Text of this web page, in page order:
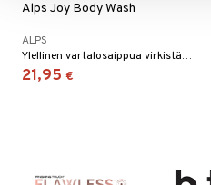
Alps Joy Body Wash
ALPS
Ylellinen vartalosaippua virkistävällä vaikutuksella ALPSilta.
21,95 €